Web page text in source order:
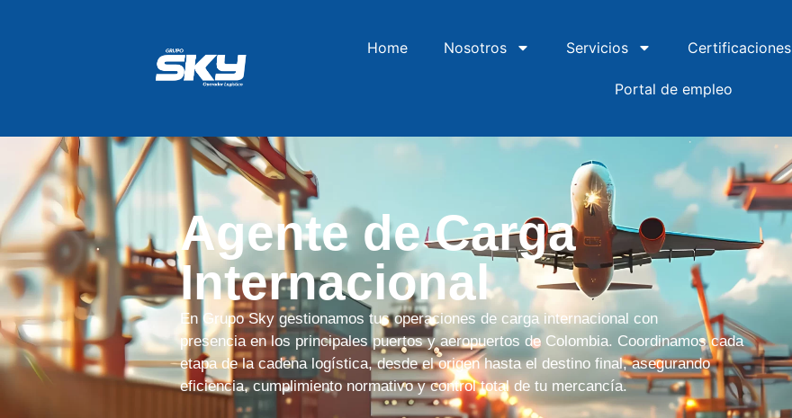
Home Nosotros Servicios Certificaciones
Portal de empleo
Agente de Carga
Internacional
En Grupo Sky gestionamos tus operaciones de carga internacional con
presencia en los principales puertos y aeropuertos de Colombia. Coordinamos cada
etapa de la cadena logística, desde el origen hasta el destino final, asegurando
eficiencia, cumplimiento normativo y control total de tu mercancía.